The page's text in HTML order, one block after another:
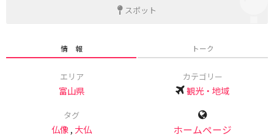
スポット
情 報 トーク
エリア
富山県
カテゴリー
観光・地域
タグ
仏像, 大仏 ホームページ